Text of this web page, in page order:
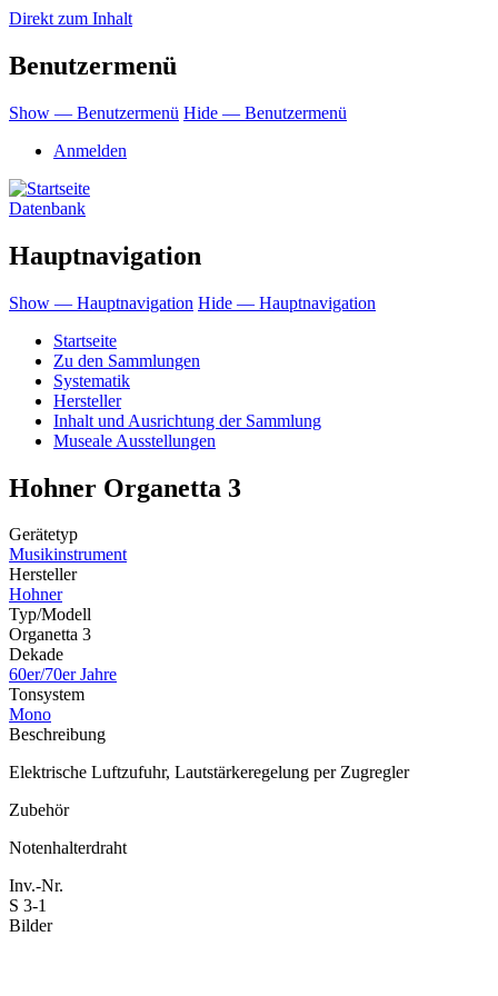
Direkt zum Inhalt
Benutzermenü
Show — Benutzermenü Hide — Benutzermenü
Anmelden
Datenbank
Hauptnavigation
Show — Hauptnavigation Hide — Hauptnavigation
Startseite
Zu den Sammlungen
Systematik
Hersteller
Inhalt und Ausrichtung der Sammlung
Museale Ausstellungen
Hohner Organetta 3
Gerätetyp
Musikinstrument
Hersteller
Hohner
Typ/Modell
Organetta 3
Dekade
60er/70er Jahre
Tonsystem
Mono
Beschreibung
Elektrische Luftzufuhr, Lautstärkeregelung per Zugregler
Zubehör
Notenhalterdraht
Inv.-Nr.
S 3-1
Bilder